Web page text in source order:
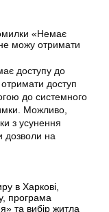
«Немає
можу отримати
доступу до
доступ
до системного
Можливо,
з усунення
дозволи на
в Харкові,
програма
та вибір житла